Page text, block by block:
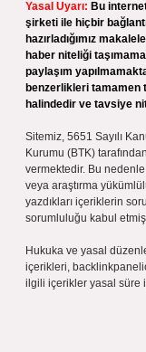
Yasal Uyarı: Bu
şirketi ile hiçbir
hazırladığımız
haber niteliği
paylaşım
benzerlikleri tamamen
halindedir ve tavsiye
Sitemiz, 5651 Sayılı
Kurumu (BTK)
vermektedir. Bu
veya araştırma
yazdıkları içeriklerin
sorumluluğu kabul etmiş
Hukuka ve yasal
içerikleri,
ilgili içerikler yasal süre